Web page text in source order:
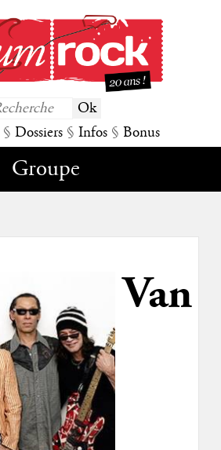
§ Dossiers § Infos § Bonus
Groupe
Van